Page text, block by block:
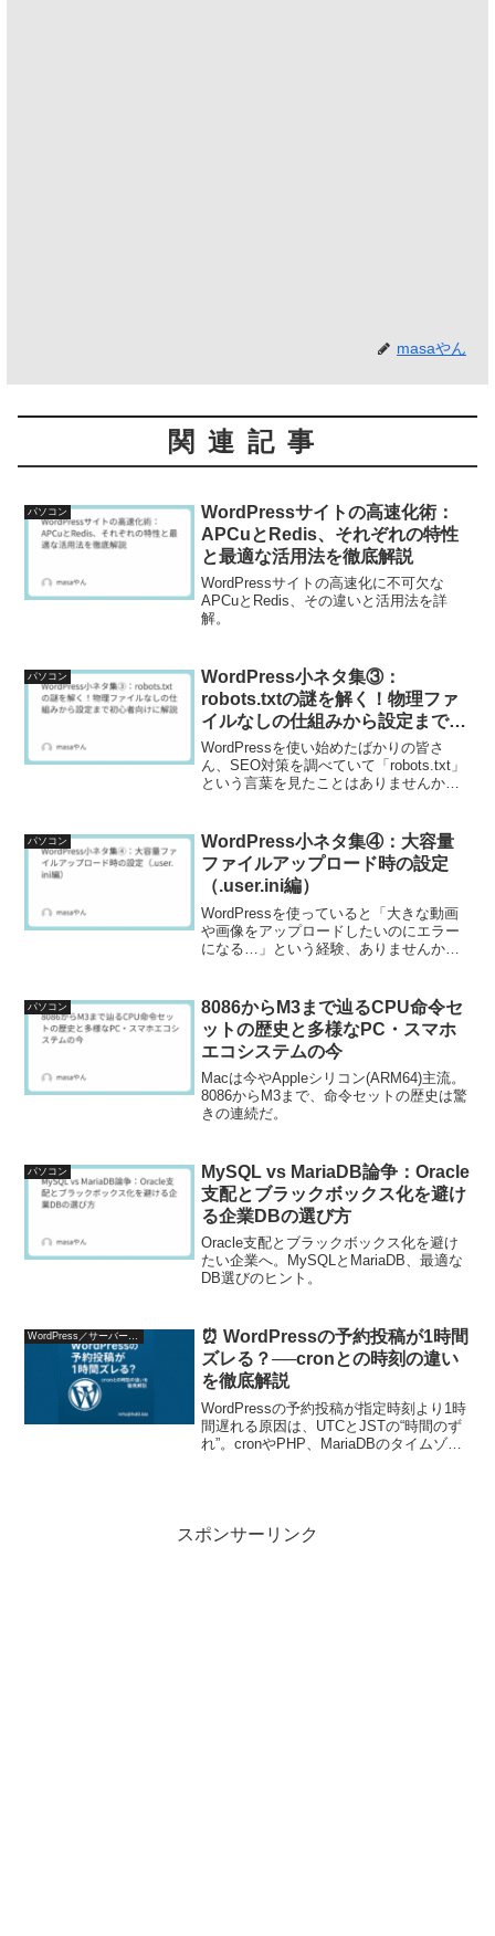
masaやん
関連記事
パソコン
WordPressサイトの高速化術：
APCuとRedis、それぞれの特性
と最適な活用法を徹底解説
WordPressサイトの高速化に不可欠な
APCuとRedis、その違いと活用法を詳
解。
パソコン
WordPress小ネタ集③：
robots.txtの謎を解く！物理ファ
イルなしの仕組みから設定まで初
心者向けに解説
WordPressを使い始めたばかりの皆さ
ん、SEO対策を調べていて「robots.txt」
という言葉を見たことはありませんか？
い」「このページは見ないで」という指
示を出...
パソコン
WordPress小ネタ集④：大容量
ファイルアップロード時の設定
（.user.ini編）
WordPressを使っていると「大きな動画
や画像をアップロードしたいのにエラー
になる…」という経験、ありませんか？
因です。今回は、特定ディレクトリだけ
設定を変え...
パソコン
8086からM3まで辿るCPU命令セ
ットの歴史と多様なPC・スマホ
エコシステムの今
Macは今やAppleシリコン(ARM64)主流。
8086からM3まで、命令セットの歴史は驚
きの連続だ。
パソコン
MySQL vs MariaDB論争：Oracle
支配とブラックボックス化を避け
る企業DBの選び方
Oracle支配とブラックボックス化を避け
たい企業へ。MySQLとMariaDB、最適な
DB選びのヒント。
WordPress／サーバー設定
⏰ WordPressの予約投稿が1時間
ズレる？──cronとの時刻の違い
を徹底解説
WordPressの予約投稿が指定時刻より1時
間遅れる原因は、UTCとJSTの“時間のず
れ”。cronやPHP、MariaDBのタイムゾー
スポンサーリンク